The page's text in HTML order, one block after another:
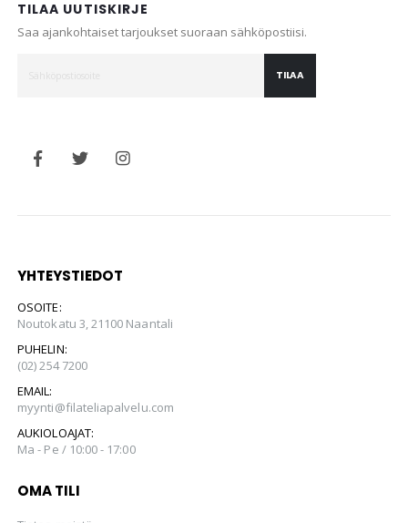
TILAA UUTISKIRJE
Saa ajankohtaiset tarjoukset suoraan sähköpostiisi.
TILAA
YHTEYSTIEDOT
OSOITE:
Noutokatu 3, 21100 Naantali
PUHELIN:
(02) 254 7200
EMAIL:
myynti@filateliapalvelu.com
AUKIOLOAJAT:
Ma - Pe / 10:00 - 17:00
OMA TILI